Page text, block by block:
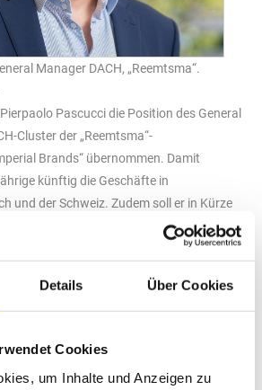
Details Über Cookies
Cookies
um Inhalte und Anzeigen zu
Manager DACH, „Reemtsma“.
Pascucci die Position des General
Cluster der „Reemtsma“-
Brands“ übernommen. Damit
künftig die Geschäfte in
und der Schweiz. Zudem soll er in Kürze
von „Reemtsma“ übernehmen.
Decupper, die das Unternehmen nach rund
Funktion verantwortete er verschiedene